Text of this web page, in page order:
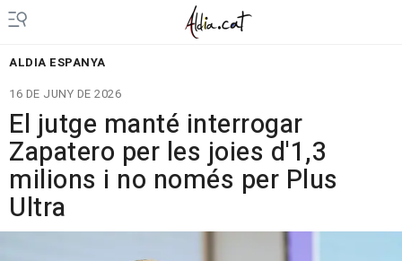
ALDIA ESPANYA
16 DE JUNY DE 2026
El jutge manté interrogar
Zapatero per les joies d'1,3
milions i no només per Plus
Ultra